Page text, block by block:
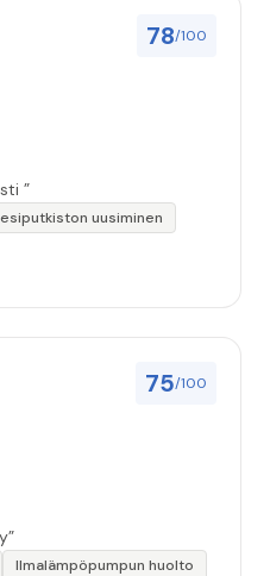
78/100
”
uusiminen
75/100
Ilmalämpöpumpun huolto